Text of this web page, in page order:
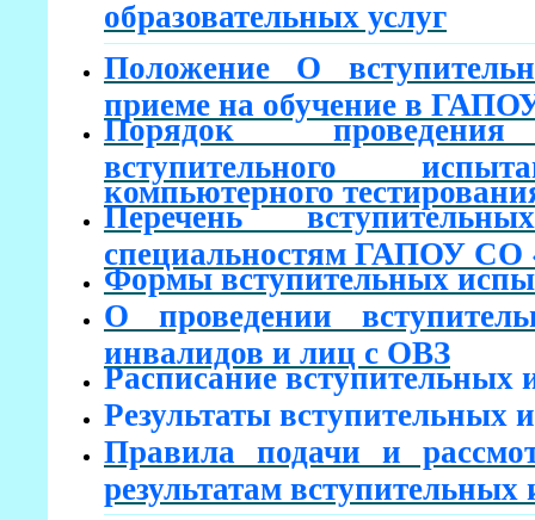
образовательных услуг
Положение О
приеме на обучение в
Порядок проведения
вступительного
компьютерного
Перечень
специальностям ГАПОУ
Формы вступительных
О проведении
инвалидов и лиц с ОВЗ
Расписание вступительных
Результаты вступительных
Правила подачи и
результатам